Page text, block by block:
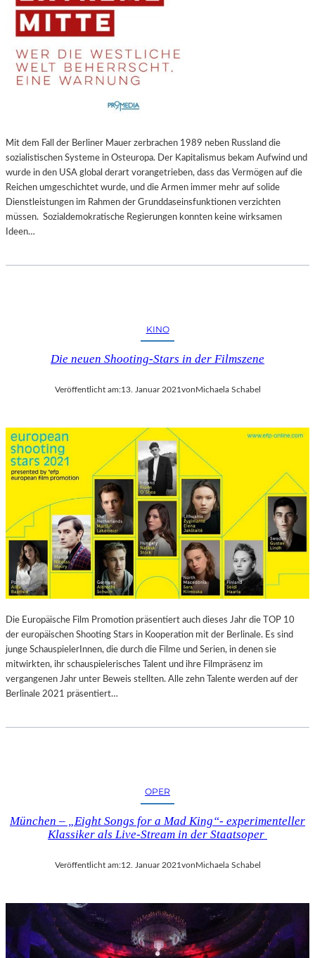
Mit dem Fall der Berliner Mauer zerbrachen 1989 neben Russland die
sozialistischen Systeme in Osteuropa. Der Kapitalismus bekam Aufwind und
wurde in den USA global derart vorangetrieben, dass das Vermögen auf die
Reichen umgeschichtet wurde, und die Armen immer mehr auf solide
Dienstleistungen im Rahmen der Grunddaseinsfunktionen verzichten
müssen. Sozialdemokratische Regierungen konnten keine wirksamen
Ideen…
KINO
Die neuen Shooting-Stars in der Filmszene
Veröffentlicht am:13. Januar 2021vonMichaela Schabel
Die Europäische Film Promotion präsentiert auch dieses Jahr die TOP 10
der europäischen Shooting Stars in Kooperation mit der Berlinale. Es sind
junge SchauspielerInnen, die durch die Filme und Serien, in denen sie
mitwirkten, ihr schauspielerisches Talent und ihre Filmpräsenz im
vergangenen Jahr unter Beweis stellten. Alle zehn Talente werden auf der
Berlinale 2021 präsentiert…
OPER
München – „Eight Songs for a Mad King“- experimenteller
Klassiker als Live-Stream in der Staatsoper
Veröffentlicht am:12. Januar 2021vonMichaela Schabel